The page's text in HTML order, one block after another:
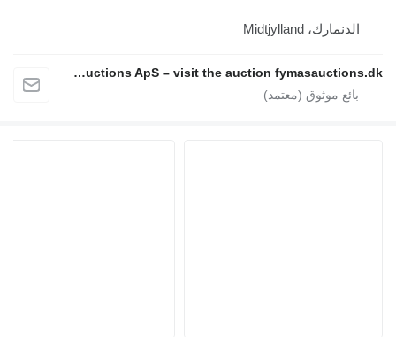
الدنمارك، Midtjylland
Fymas Auctions ApS – visit the auction fymasauctions.dk